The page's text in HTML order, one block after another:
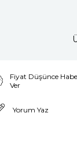
Fiyat Düşünce
Ver
Yorum Yaz